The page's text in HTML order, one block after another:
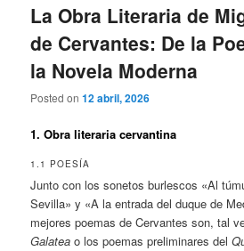
La Obra Literaria de
de Cervantes: De la
la Novela Moderna
Posted on12 abril, 2026
1. Obra literaria cervantina
1.1 POESÍA
Junto con los sonetos burlescos «Al
Sevilla» y «A la entrada del duque de
mejores poemas de Cervantes son, tal
Galatea o los poemas preliminares del